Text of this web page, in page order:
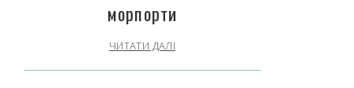
морпорти
ЧИТАТИ ДАЛІ